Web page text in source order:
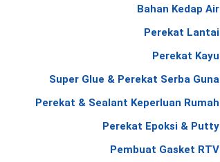
Bahan Kedap Air
Perekat Lantai
Perekat Kayu
Super Glue & Perekat Serba Guna
Perekat & Sealant Keperluan Rumah
Perekat Epoksi & Putty
Pembuat Gasket RTV